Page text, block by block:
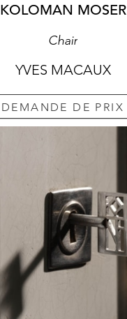
KOLOMAN MOSER
Chair
YVES MACAUX
DEMANDE DE PRIX